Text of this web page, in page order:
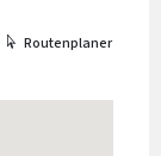
Routenplaner